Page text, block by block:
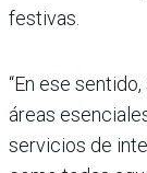
festivas.
“En ese
áreas
servicios de